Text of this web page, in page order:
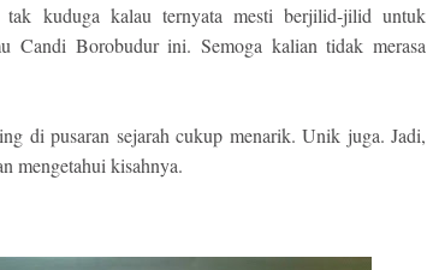
kuduga kalau ternyata mesti berjilid-jilid untuk
Candi Borobudur ini. Semoga kalian tidak merasa
di pusaran sejarah cukup menarik. Unik juga. Jadi,
mengetahui kisahnya.